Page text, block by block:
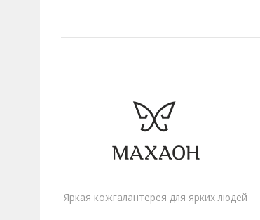
Яркая кожгалантерея для ярких людей